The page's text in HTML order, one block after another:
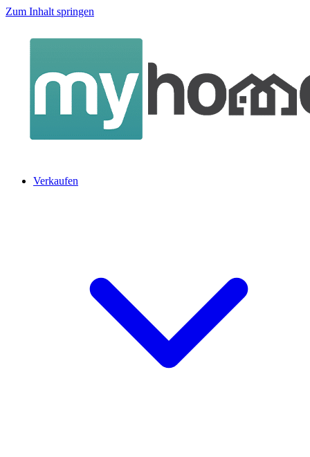
Zum Inhalt springen
Verkaufen